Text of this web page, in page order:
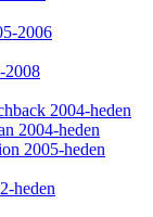
2006
2008
2004-heden
2004-heden
2005-heden
heden